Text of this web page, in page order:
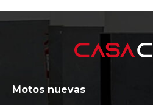
Motos nuevas